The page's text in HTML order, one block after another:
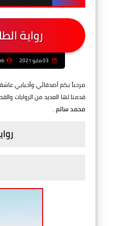
رواية
مرحباً بكم أصدقائي وأحبابي
قدمنا لها العديد من الروايات
محمد سالم.